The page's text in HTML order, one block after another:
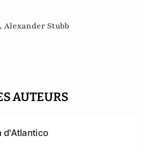
Alexander Stubb
AUTEURS
d'Atlantico